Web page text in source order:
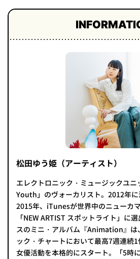
松田ゆう姫（アーティスト）
エレクトロニック・ミュージックユ
Youth」のヴォーカリスト。2012年に
2015年、iTunesが世界中のニューカ
「NEW ARTIST スポットライト」に
スのミニ・アルバム『Animation』
ック・チャートにおいて最高7週連続
女優活動を本格的にスタート。「5時